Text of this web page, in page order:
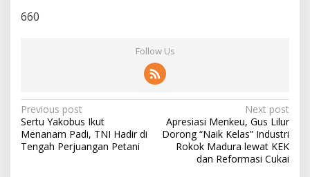
660
Follow Us
P
o
s
Previous post
Sertu Yakobus Ikut
Menanam Padi, TNI Hadir di
Tengah Perjuangan Petani
Next post
Apresiasi Menkeu, Gus Lilur
Dorong “Naik Kelas” Industri
Rokok Madura lewat KEK
dan Reformasi Cukai